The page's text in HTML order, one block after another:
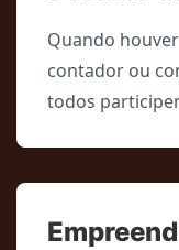
Quando
contador ou
todos